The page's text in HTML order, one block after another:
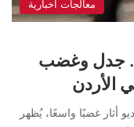
معالجات اخبارية
جدل وغضب
الأردن
أثار غضبًا واسعًا، يُظهر